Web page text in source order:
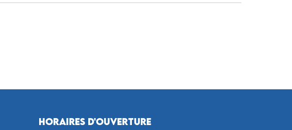
Horaires d'ouverture